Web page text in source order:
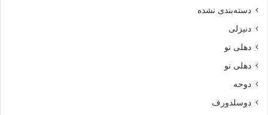
دسته‌بندی نشده
دنیزلی
دهلی نو
دهلی نو
دوحه
دوسلدورف